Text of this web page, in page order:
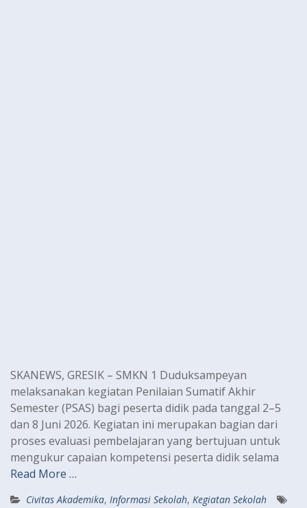
SKANEWS, GRESIK – SMKN 1 Duduksampeyan
melaksanakan kegiatan Penilaian Sumatif Akhir
Semester (PSAS) bagi peserta didik pada tanggal 2–5
dan 8 Juni 2026. Kegiatan ini merupakan bagian dari
proses evaluasi pembelajaran yang bertujuan untuk
mengukur capaian kompetensi peserta didik selama
Read More …
Civitas Akademika, Informasi Sekolah, Kegiatan Sekolah